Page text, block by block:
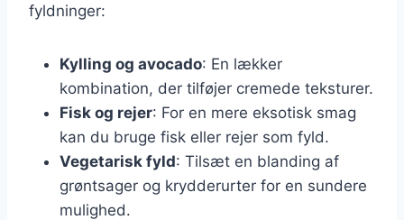
fyldninger:
Kylling og avocado: En lækker
kombination, der tilføjer cremede teksturer.
Fisk og rejer: For en mere eksotisk smag
kan du bruge fisk eller rejer som fyld.
Vegetarisk fyld: Tilsæt en blanding af
grøntsager og krydderurter for en sundere
mulighed.